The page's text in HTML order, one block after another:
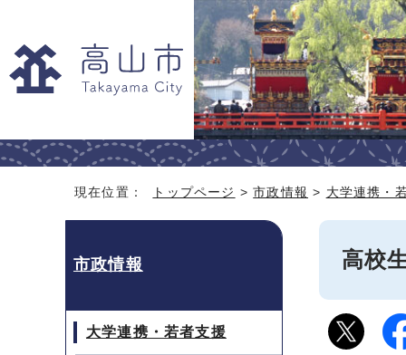
現在位置： トップページ >市政情報 > 大学連携・
高校
市政情報
大学連携・若者支援